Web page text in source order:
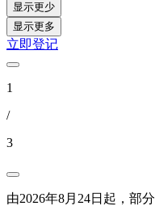
显示更少
显示更多
立即登记
1
/
3
由2026年8月24日起，部